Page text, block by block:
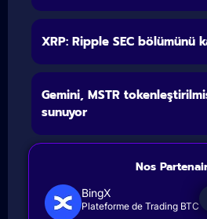
XRP: Ripple SEC bölümünü
Gemini, MSTR
sunuyor
Nos
BingX
Plateforme de Trading BTC